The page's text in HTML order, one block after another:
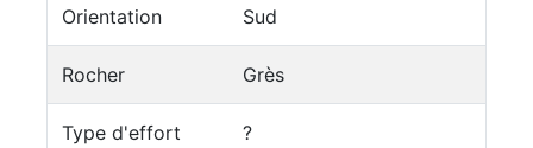
Orientation Sud
Rocher Grès
Type d'effort ?